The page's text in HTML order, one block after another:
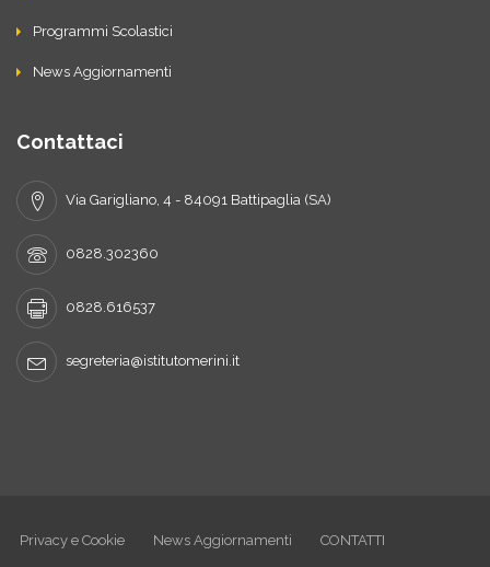
Programmi Scolastici
News Aggiornamenti
Contattaci
Via Garigliano, 4 - 84091 Battipaglia (SA)
0828.302360
0828.616537
segreteria@istitutomerini.it
Privacy e Cookie News Aggiornamenti CONTATTI